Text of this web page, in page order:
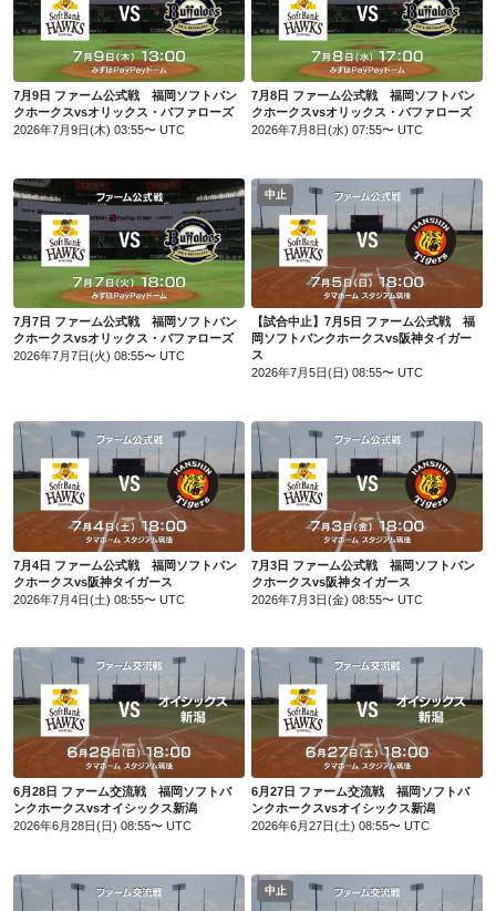
7月9日 ファーム公式戦 福岡ソフトバンクホークスvsオリックス・バファローズ
7月9日 ファーム公式戦 福岡ソフトバン
クホークスvsオリックス・バファローズ
2026年7月9日(木) 03:55〜 UTC
7月8日 ファーム公式戦 福岡ソフトバンクホークスvsオリックス・バファローズ
7月8日 ファーム公式戦 福岡ソフトバン
クホークスvsオリックス・バファローズ
2026年7月8日(水) 07:55〜 UTC
7月7日 ファーム公式戦 福岡ソフトバンクホークスvsオリックス・バファローズ
7月7日 ファーム公式戦 福岡ソフトバン
クホークスvsオリックス・バファローズ
2026年7月7日(火) 08:55〜 UTC
中止
【試合中止】7月5日 ファーム公式戦 福岡ソフトバンクホークスvs阪神タイガース
【試合中止】7月5日 ファーム公式戦 福
岡ソフトバンクホークスvs阪神タイガー
ス
2026年7月5日(日) 08:55〜 UTC
7月4日 ファーム公式戦 福岡ソフトバンクホークスvs阪神タイガース
7月4日 ファーム公式戦 福岡ソフトバン
クホークスvs阪神タイガース
2026年7月4日(土) 08:55〜 UTC
7月3日 ファーム公式戦 福岡ソフトバンクホークスvs阪神タイガース
7月3日 ファーム公式戦 福岡ソフトバン
クホークスvs阪神タイガース
2026年7月3日(金) 08:55〜 UTC
6月28日 ファーム交流戦 福岡ソフトバ
ンクホークスvsオイシックス新潟
2026年6月28日(日) 08:55〜 UTC
6月27日 ファーム交流戦 福岡ソフトバ
ンクホークスvsオイシックス新潟
2026年6月27日(土) 08:55〜 UTC
中止